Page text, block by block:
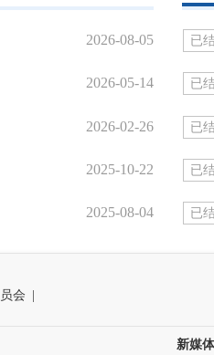
2026-08-05
2026-05-14
2026-02-26
2025-10-22
2025-08-04
已
已
已
已
已
会
新媒